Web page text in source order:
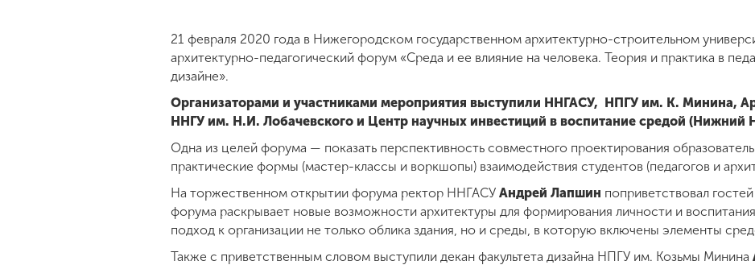
21 февраля 2020 года в Нижегородском государственном архитектурно-строительном
архитектурно-педагогический форум «Среда и ее влияние на человека. Теория и практика в
дизайне».
Организаторами и участниками мероприятия выступили ННГАСУ, НПГУ им. К. Минина,
ННГУ им. Н.И. Лобачевского и Центр научных инвестиций в воспитание средой (Нижний
Одна из целей форума — показать перспективность совместного проектирования
практические формы (мастер-классы и воркшопы) взаимодействия студентов (педагогов и
На торжественном открытии форума ректор ННГАСУ Андрей Лапшин поприветствовал
форума раскрывает новые возможности архитектуры для формирования личности и
подход к организации не только облика здания, но и среды, в которую включены элементы
Также с приветственным словом выступили декан факультета дизайна НПГУ им. Козьмы Минина